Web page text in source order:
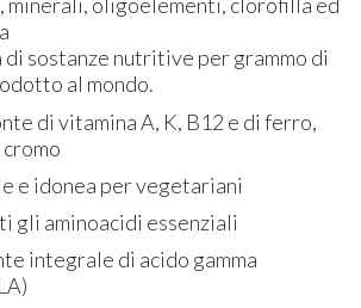
sostanze nutritive per grammo di
al mondo.
di vitamina A, K, B12 e di ferro,
cromo
e idonea per vegetariani
gli aminoacidi essenziali
integrale di acido gamma